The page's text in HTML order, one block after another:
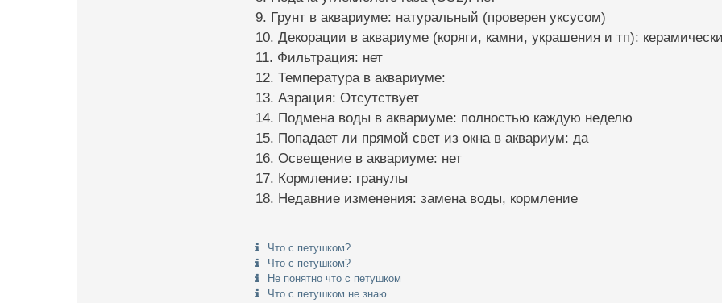
9. Грунт в аквариуме: натуральный (проверен уксусом)
10. Декорации в аквариуме (коряги, камни, украшения и тп):
11. Фильтрация: нет
12. Температура в аквариуме:
13. Аэрация: Отсутствует
14. Подмена воды в аквариуме: полностью каждую неделю
15. Попадает ли прямой свет из окна в аквариум: да
16. Освещение в аквариуме: нет
17. Кормление: гранулы
18. Недавние изменения: замена воды, кормление
Что с петушком?
Что с петушком?
Не понятно что с петушком
Что с петушком не знаю